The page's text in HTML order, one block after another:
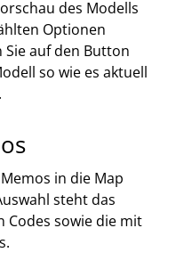
des Modells
Optionen
auf den Button
so wie es aktuell
in die Map
steht das
Codes sowie die mit